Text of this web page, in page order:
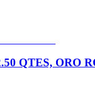
QTES, ORO